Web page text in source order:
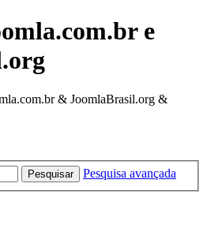
e
& JoomlaBrasil.org &
Pesquisar Pesquisa avançada